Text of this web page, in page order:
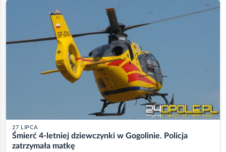
27 LIPCA
Śmierć 4-letniej dziewczynki w Gogolinie. Policja
zatrzymała matkę